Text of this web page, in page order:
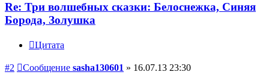
Re: Три волшебных сказки: Белоснежка, Синяя
Борода, Золушка
Цитата
#2 Сообщение sasha130601 » 16.07.13 23:30